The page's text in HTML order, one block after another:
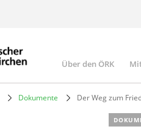
Main
Über den ÖRK
Dokumente Der Weg zum